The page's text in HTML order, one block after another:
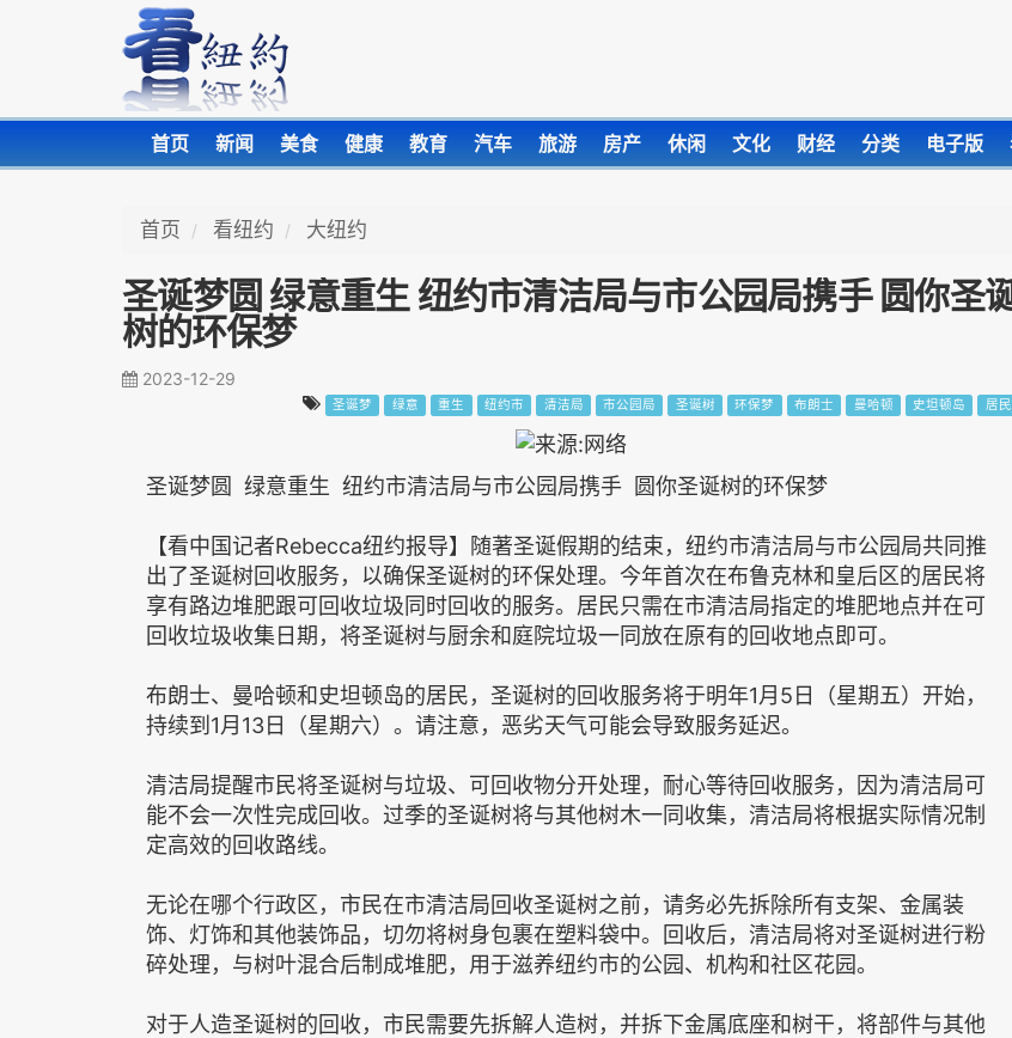
首页 新闻 美食 健康 教育 汽车 旅游 房产 休闲 文化 财经 分类 电子版
首页 看纽约 大纽约
圣诞梦圆 绿意重生 纽约市清洁局与市公园局携手 圆你圣
树的环保梦
2023-12-29
圣诞梦 绿意 重生 纽约市 清洁局 市公园局 圣诞树 环保梦 布朗士 曼哈顿 史坦顿岛 居民
圣诞梦圆 绿意重生 纽约市清洁局与市公园局携手 圆你圣诞树的环保梦
【看中国记者Rebecca纽约报导】随著圣诞假期的结束，纽约市清洁局与市公园局共同推
出了圣诞树回收服务，以确保圣诞树的环保处理。今年首次在布鲁克林和皇后区的居民将
享有路边堆肥跟可回收垃圾同时回收的服务。居民只需在市清洁局指定的堆肥地点并在可
回收垃圾收集日期，将圣诞树与厨余和庭院垃圾一同放在原有的回收地点即可。
布朗士、曼哈顿和史坦顿岛的居民，圣诞树的回收服务将于明年1月5日（星期五）开始，
持续到1月13日（星期六）。请注意，恶劣天气可能会导致服务延迟。
清洁局提醒市民将圣诞树与垃圾、可回收物分开处理，耐心等待回收服务，因为清洁局可
能不会一次性完成回收。过季的圣诞树将与其他树木一同收集，清洁局将根据实际情况制
定高效的回收路线。
无论在哪个行政区，市民在市清洁局回收圣诞树之前，请务必先拆除所有支架、金属装
饰、灯饰和其他装饰品，切勿将树身包裹在塑料袋中。回收后，清洁局将对圣诞树进行粉
碎处理，与树叶混合后制成堆肥，用于滋养纽约市的公园、机构和社区花园。
对于人造圣诞树的回收，市民需要先拆解人造树，并拆下金属底座和树干，将部件与其他